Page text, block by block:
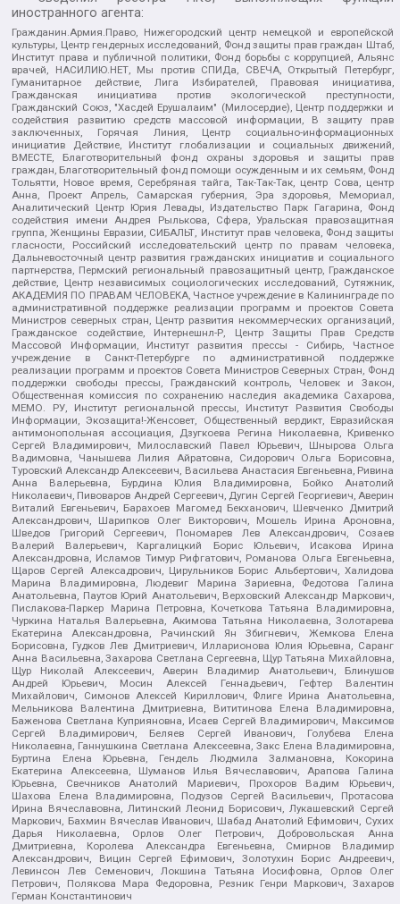
иностранного агента:
Гражданин.Армия.Право, Нижегородский центр немецкой и европейской
культуры, Центр гендерных исследований, Фонд защиты прав граждан Штаб,
Институт права и публичной политики, Фонд борьбы с коррупцией, Альянс
врачей, НАСИЛИЮ.НЕТ, Мы против СПИДа, СВЕЧА, Открытый Петербург,
Гуманитарное действие, Лига Избирателей, Правовая инициатива,
Гражданская инициатива против экологической преступности,
Гражданский Союз, "Хасдей Ерушалаим" (Милосердие), Центр поддержки и
содействия развитию средств массовой информации, В защиту прав
заключенных, Горячая Линия, Центр социально-информационных
инициатив Действие, Институт глобализации и социальных движений,
ВМЕСТЕ, Благотворительный фонд охраны здоровья и защиты прав
граждан, Благотворительный фонд помощи осужденным и их семьям, Фонд
Тольятти, Новое время, Серебряная тайга, Так-Так-Так, центр Сова, центр
Анна, Проект Апрель, Самарская губерния, Эра здоровья, Мемориал,
Аналитический Центр Юрия Левады, Издательство Парк Гагарина, Фонд
содействия имени Андрея Рылькова, Сфера, Уральская правозащитная
группа, Женщины Евразии, СИБАЛЬТ, Институт прав человека, Фонд защиты
гласности, Российский исследовательский центр по правам человека,
Дальневосточный центр развития гражданских инициатив и социального
партнерства, Пермский региональный правозащитный центр, Гражданское
действие, Центр независимых социологических исследований, Сутяжник,
АКАДЕМИЯ ПО ПРАВАМ ЧЕЛОВЕКА, Частное учреждение в Калининграде по
административной поддержке реализации программ и проектов Совета
Министров северных стран, Центр развития некоммерческих организаций,
Гражданское содействие, Интернешнл-Р, Центр Защиты Прав Средств
Массовой Информации, Институт развития прессы - Сибирь, Частное
учреждение в Санкт-Петербурге по административной поддержке
реализации программ и проектов Совета Министров Северных Стран, Фонд
поддержки свободы прессы, Гражданский контроль, Человек и Закон,
Общественная комиссия по сохранению наследия академика Сахарова,
МЕМО. РУ, Институт региональной прессы, Институт Развития Свободы
Информации, Экозащита!-Женсовет, Общественный вердикт, Евразийская
антимонопольная ассоциация, Дзугкоева Регина Николаевна, Кривенко
Сергей Владимирович, Милославский Павел Юрьевич, Шнырова Ольга
Вадимовна, Чанышева Лилия Айратовна, Сидорович Ольга Борисовна,
Туровский Александр Алексеевич, Васильева Анастасия Евгеньевна, Ривина
Анна Валерьевна, Бурдина Юлия Владимировна, Бойко Анатолий
Николаевич, Пивоваров Андрей Сергеевич, Дугин Сергей Георгиевич, Аверин
Виталий Евгеньевич, Барахоев Магомед Бекханович, Шевченко Дмитрий
Александрович, Шарипков Олег Викторович, Мошель Ирина Ароновна,
Шведов Григорий Сергеевич, Пономарев Лев Александрович, Созаев
Валерий Валерьевич, Каргалицкий Борис Юльевич, Исакова Ирина
Александровна, Исламов Тимур Рифгатович, Романова Ольга Евгеньевна,
Щаров Сергей Алексадрович, Цирульников Борис Альбертович, Халидова
Марина Владимировна, Людевиг Марина Зариевна, Федотова Галина
Анатольевна, Паутов Юрий Анатольевич, Верховский Александр Маркович,
Пислакова-Паркер Марина Петровна, Кочеткова Татьяна Владимировна,
Чуркина Наталья Валерьевна, Акимова Татьяна Николаевна, Золотарева
Екатерина Александровна, Рачинский Ян Збигневич, Жемкова Елена
Борисовна, Гудков Лев Дмитриевич, Илларионова Юлия Юрьевна, Саранг
Анна Васильевна, Захарова Светлана Сергеевна, Щур Татьяна Михайловна,
Щур Николай Алексеевич, Аверин Владимир Анатольевич, Блинушов
Андрей Юрьевич, Мосин Алексей Геннадьевич, Гефтер Валентин
Михайлович, Симонов Алексей Кириллович, Флиге Ирина Анатольевна,
Мельникова Валентина Дмитриевна, Вититинова Елена Владимировна,
Баженова Светлана Куприяновна, Исаев Сергей Владимирович, Максимов
Сергей Владимирович, Беляев Сергей Иванович, Голубева Елена
Николаевна, Ганнушкина Светлана Алексеевна, Закс Елена Владимировна,
Буртина Елена Юрьевна, Гендель Людмила Залмановна, Кокорина
Екатерина Алексеевна, Шуманов Илья Вячеславович, Арапова Галина
Юрьевна, Свечников Анатолий Мариевич, Прохоров Вадим Юрьевич,
Шахова Елена Владимировна, Подузов Сергей Васильевич, Протасова
Ирина Вячеславовна, Литинский Леонид Борисович, Лукашевский Сергей
Маркович, Бахмин Вячеслав Иванович, Шабад Анатолий Ефимович, Сухих
Дарья Николаевна, Орлов Олег Петрович, Добровольская Анна
Дмитриевна, Королева Александра Евгеньевна, Смирнов Владимир
Александрович, Вицин Сергей Ефимович, Золотухин Борис Андреевич,
Левинсон Лев Семенович, Локшина Татьяна Иосифовна, Орлов Олег
Петрович, Полякова Мара Федоровна, Резник Генри Маркович, Захаров
Герман Константинович